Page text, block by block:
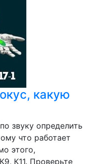
какую
звуку определить
что работает
этого,
К11. Проверьте